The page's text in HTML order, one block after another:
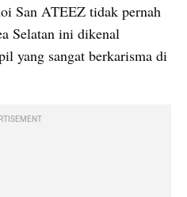
San ATEEZ tidak pernah
Selatan ini dikenal
yang sangat berkarisma di